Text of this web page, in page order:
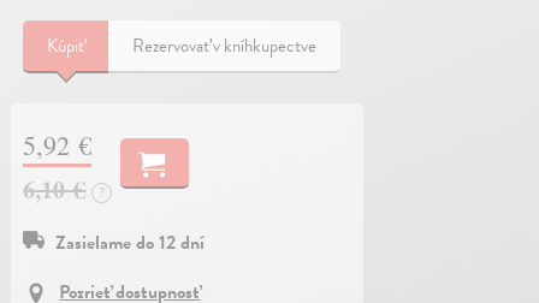
Kúpiť Rezervovať v kníhkupectve
5,92 €
6,10 €
?
Zasielame do 12 dní
Pozrieť dostupnosť